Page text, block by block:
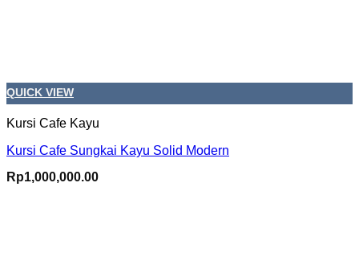
QUICK VIEW
Kursi Cafe Kayu
Kursi Cafe Sungkai Kayu Solid Modern
Rp1,000,000.00